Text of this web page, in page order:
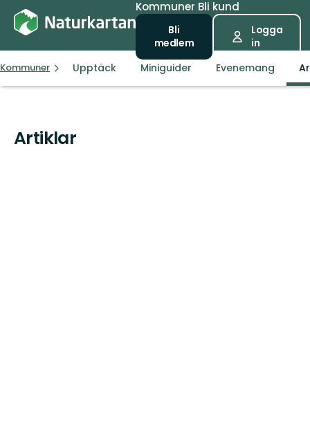
Kommuner Bli kund
Bli
medlem
Logga
in
Kommuner Fitjar
Upptäck Miniguider Evenemang
Artiklar